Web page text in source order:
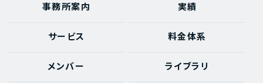
事務所案内 実績
サービス 料金体系
メンバー ライブラリ